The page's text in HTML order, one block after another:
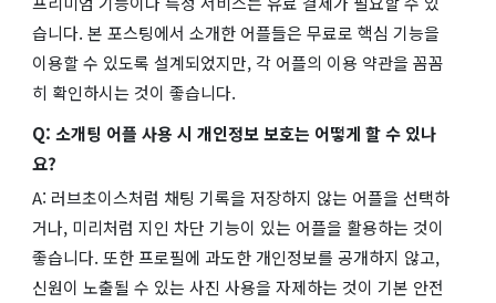
습니다. 본 포스팅에서 소개한 어플들은 무료로 핵심 기능을
이용할 수 있도록 설계되었지만, 각 어플의 이용 약관을 꼼꼼
히 확인하시는 것이 좋습니다.
Q: 소개팅 어플 사용 시 개인정보 보호는 어떻게 할 수 있나
요?
A: 러브초이스처럼 채팅 기록을 저장하지 않는 어플을 선택하
거나, 미리처럼 지인 차단 기능이 있는 어플을 활용하는 것이
좋습니다. 또한 프로필에 과도한 개인정보를 공개하지 않고,
신원이 노출될 수 있는 사진 사용을 자제하는 것이 기본 안전